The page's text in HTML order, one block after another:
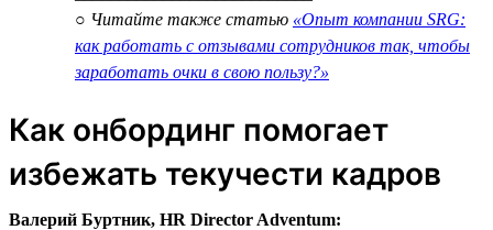
○ Читайте также статью «Опыт компании SRG:
как работать с отзывами сотрудников так, чтобы
заработать очки в свою пользу?»
Как онбординг помогает
избежать текучести кадров
Валерий Буртник, HR Director Adventum: